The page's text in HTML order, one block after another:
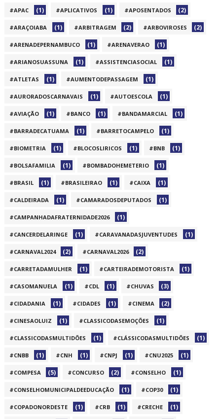
#APAC (1) #APLICATIVOS (1) #APOSENTADOS (2)
#ARAÇOIABA (1) #ARBITRAGEM (2) #ARBOVIROSES (2)
#ARENADEPERNAMBUCO (1) #ARENAVERAO (1)
#ARIANOSUASSUNA (1) #ASSISTENCIASOCIAL (1)
#ATLETAS (1) #AUMENTODEPASSAGEM (1)
#AURORADOSCARNAVAIS (1) #AUTOESCOLA (1)
#AVIAÇÃO (1) #BANCO (1) #BANDAMARCIAL (1)
#BARRADECATUAMA (1) #BARRETOCAMPELO (1)
#BIOMETRIA (1) #BLOCOSLIRICOS (1) #BNB (1)
#BOLSAFAMILIA (1) #BOMBADOHEMETERIO (1)
#BRASIL (1) #BRASILEIRAO (1) #CAIXA (1)
#CALDEIRADA (1) #CAMARADOSDEPUTADOS (1)
#CAMPANHADAFRATERNIDADE2026 (1)
#CANCERDELARINGE (1) #CARAVANADASJUVENTUDES (1)
#CARNAVAL2024 (2) #CARNAVAL2026 (2)
#CARRETADAMULHER (1) #CARTEIRADEMOTORISTA (1)
#CASOMANUELA (1) #CDL (1) #CHUVAS (3)
#CIDADANIA (1) #CIDADES (1) #CINEMA (2)
#CINESAOLUIZ (1) #CLASSICODASEMOÇÕES (1)
#CLASSICODASMULTIDÕES (1) #CLÁSSICODASMULTIDÕES (1)
#CNBB (1) #CNH (1) #CNPJ (1) #CNU2025 (1)
#COMPESA (5) #CONCURSO (2) #CONSELHO (1)
#CONSELHOMUNICIPALDEEDUCAÇÃO (1) #COP30 (1)
#COPADONORDESTE (1) #CRB (1) #CRECHE (1)